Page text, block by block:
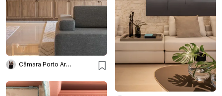
Câmara Porto Arquitetura